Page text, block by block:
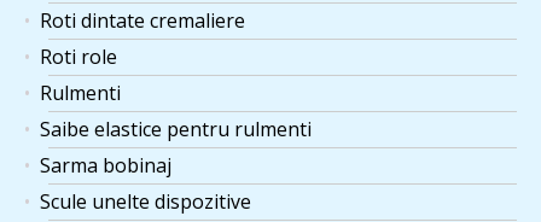
Roti dintate cremaliere
Roti role
Rulmenti
Saibe elastice pentru rulmenti
Sarma bobinaj
Scule unelte dispozitive